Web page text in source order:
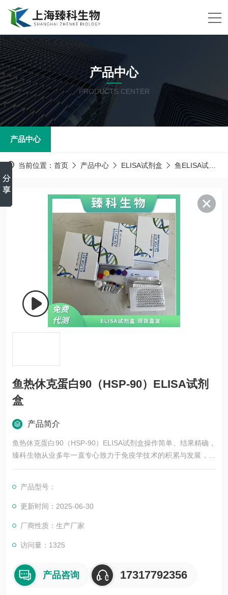
产品中心
PRODUCTS CENTER
产品中心
当前位置： 首页 产品中心 ELISA试剂盒 鱼ELISA试剂盒
鱼热休克蛋白90（HSP-90）ELISA试剂
盒
产品简介
鱼热休克蛋白90（HSP-90）ELISA试剂盒操作简单、结果精确，
臻科生物从业多年一直专心致力于免疫学技术的积累与发展，以
其优质的产品质量与专业的技术服务，赢得业内广大人士的认
作关系，共同努力合作共赢。
产品型号：
更新时间：2025-06-30
厂商性质：生产厂家
访问量：1325
产品咨询 17317792356